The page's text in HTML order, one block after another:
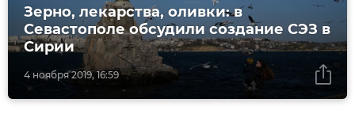
4 ноября 2019, 16:59
Зерно, лекарства, оливки: в
Севастополе обсудили создание СЭЗ в
Сирии